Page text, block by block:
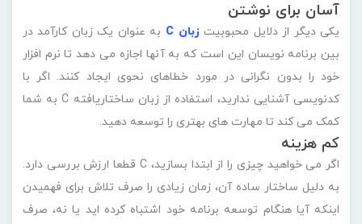
آسان برای نوشتن
یکی دیگر از دلایل محبوبیتزبان C
به عنوان یک زبان کارآمد در
بین برنامه نویسان این است که به آنها اجازه می دهد تا نرم افزار
خود را بدون نگرانی در مورد خطاهای نحوی ایجاد کنند. اگر با
کدنویسی آشنایی ندارید، استفاده از زبان ساختاریافته C به شما
کمک می کند تا مهارت های بهتری را توسعه دهید.
کم هزینه
اگر می خواهید چیزی را از ابتدا بسازید، C قطعا ارزش بررسی دارد.
به دلیل ساختار ساده آن، زمان زیادی را صرف تلاش برای فهمیدن
اینکه آیا هنگام توسعه برنامه خود اشتباه کرده اید یا نه، صرف